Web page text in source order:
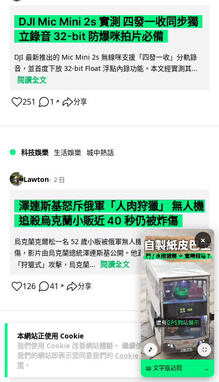
本網站正使用 Cookie
我們使用 Cookie 改善網站體驗。 繼續使用
我們的網站即表示您同意我們的 Cookie 政
策 。
DJI Mic Mini 2s 實測 四發一收同步獨
立錄音 32-bit 防爆咪拍片必備
DJI 最新推出的 Mic Mini 2s 無線咪支援「四發一收」分軌錄
音，並首度下放 32-bit Float 浮點內錄功能。本文經實測其...
閱讀全文
251 1 ↗ 分享
科技娛樂 生活娛樂 城中熱話
Lawton 2 日
澤連斯基怒斥俄軍「人肉狩獵」 無人機
追殺烏克蘭小販近 40 秒仍被炸傷
烏克蘭克爾松一名 52 歲小販被俄軍無人機追擊近 40 秒後被炸
傷，影片由烏克蘭總統澤連斯基公開。他直斥俄軍對平民進行
「狩獵式」攻擊，烏克蘭...
閱讀全文
126 41 ↗ 分享
人工智能
Lawton
×
🎵 ⛶
📖 文字版訪問 →